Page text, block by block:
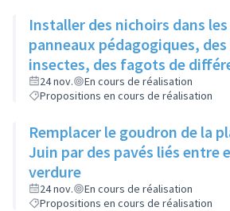
Installer des nichoirs dans
panneaux pédagogiques,
insectes, des fagots de
pour stimuler la biodiversité
Château à la Roue
24 nov.
En cours de réalisation
Propositions en cours de réalisation
Remplacer le goudron de la
Juin par des pavés liés entre
verdure
24 nov.
En cours de réalisation
Propositions en cours de réalisation